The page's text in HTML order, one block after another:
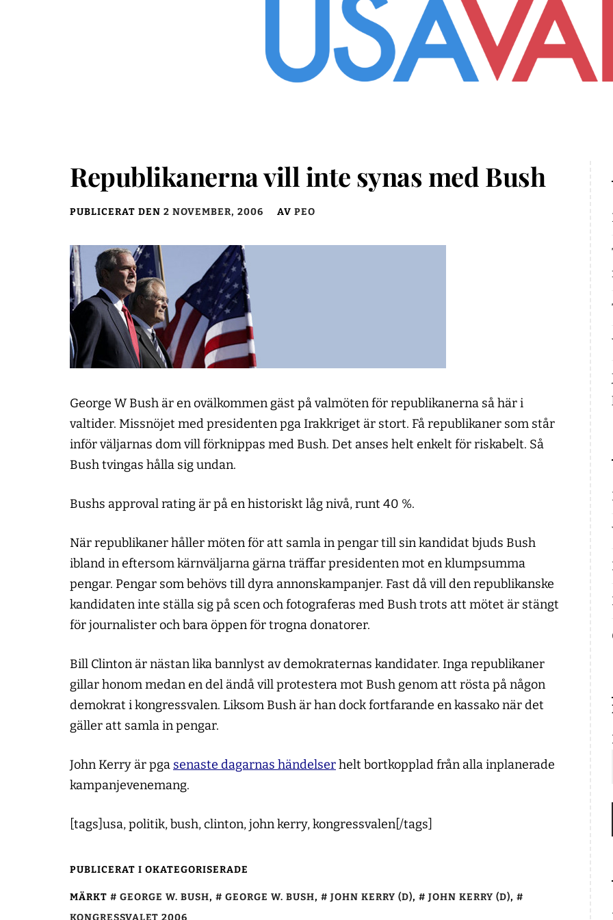
Republikanerna vill inte synas med Bush
PUBLICERAT DEN 2 NOVEMBER, 2006 AV PEO
George W Bush är en ovälkommen gäst på valmöten för republikanerna så här i
valtider. Missnöjet med presidenten pga Irakkriget är stort. Få republikaner som står
inför väljarnas dom vill förknippas med Bush. Det anses helt enkelt för riskabelt. Så
Bush tvingas hålla sig undan.
Bushs approval rating är på en historiskt låg nivå, runt 40 %.
När republikaner håller möten för att samla in pengar till sin kandidat bjuds Bush
ibland in eftersom kärnväljarna gärna träffar presidenten mot en klumpsumma
pengar. Pengar som behövs till dyra annonskampanjer. Fast då vill den republikanske
kandidaten inte ställa sig på scen och fotograferas med Bush trots att mötet är stängt
för journalister och bara öppen för trogna donatorer.
Bill Clinton är nästan lika bannlyst av demokraternas kandidater. Inga republikaner
gillar honom medan en del ändå vill protestera mot Bush genom att rösta på någon
demokrat i kongressvalen. Liksom Bush är han dock fortfarande en kassako när det
gäller att samla in pengar.
John Kerry är pga senaste dagarnas händelserhelt bortkopplad från alla inplanerade
kampanjevenemang.
[tags]usa, politik, bush, clinton, john kerry, kongressvalen[/tags]
PUBLICERAT I OKATEGORISERADE
MÄRKT GEORGE W. BUSH, GEORGE W. BUSH, JOHN KERRY (D), JOHN KERRY (D),
KONGRESSVALET 2006